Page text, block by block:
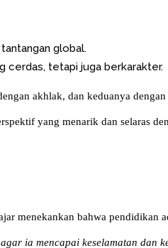
global.
cerdas, tetapi juga berkarakter.
akhlak, dan keduanya
yang menarik dan selaras
menekankan bahwa pendidikan
ia mencapai keselamatan dan